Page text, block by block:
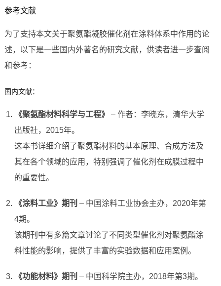
参考文献
为了支持本文关于聚氨酯凝胶催化剂在涂料体系中作用的论
述，以下是一些国内外著名的研究文献，供读者进一步查阅
和参考：
国内文献：
《聚氨酯材料科学与工程》
– 作者：李晓东，清华大学
出版社，2015年。
这本书详细介绍了聚氨酯材料的基本原理、合成方法及
其在各个领域的应用，特别强调了催化剂在成膜过程中
的重要性。
《涂料工业》期刊 – 中国涂料工业协会主办，2020年第
4期。
该期刊中有多篇文章讨论了不同类型催化剂对聚氨酯涂
料性能的影响，提供了丰富的实验数据和应用案例。
《功能材料》期刊 – 中国科学院主办，2018年第3期。